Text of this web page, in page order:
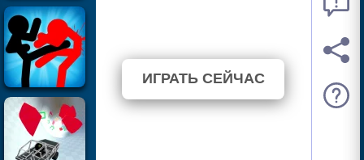
ИГРАТЬ СЕЙЧАС